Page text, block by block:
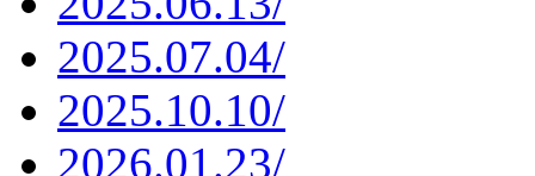
2025.07.04/
2025.10.10/
2026.01.23/